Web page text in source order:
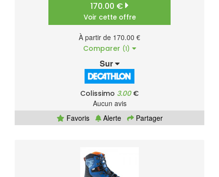
170.00 €
Voir cette offre
À partir de 170.00 €
Comparer (1)
Sur
Colissimo 3.00€
Aucun avis
Favoris
Alerte Partager